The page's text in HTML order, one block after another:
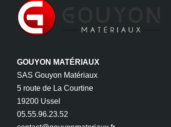
GOUYON MATÉRIAUX
SAS Gouyon Matériaux
5 route de La Courtine
19200 Ussel
05.55.96.23.52